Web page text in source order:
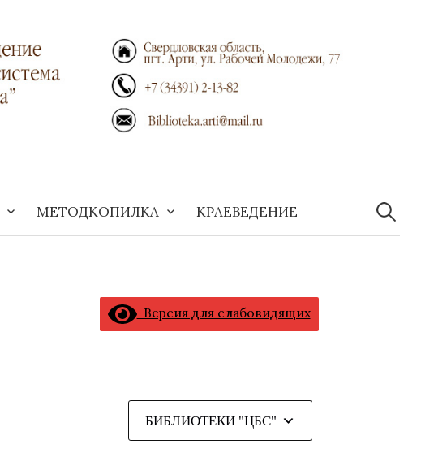
МЕТОДКОПИЛКА КРАЕВЕДЕНИЕ
Найти:
Версия для слабовидящих
БИБЛИОТЕКИ "ЦБС"